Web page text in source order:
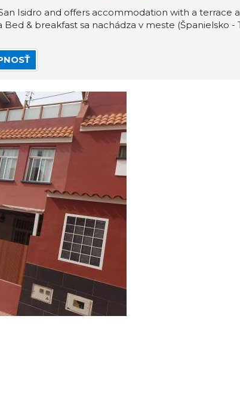
Isidro and offers accommodation with a terrace
& breakfast sa nachádza v meste (Španielsko -